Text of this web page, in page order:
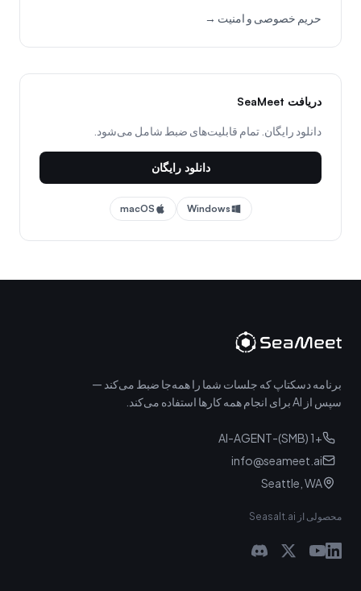
حریم خصوصی و امنیت →
دریافت SeaMeet
دانلود رایگان. تمام قابلیت‌های ضبط شامل می‌شود.
دانلود رایگان
Windows
macOS
برنامه دسکتاپ که جلسات شما را همه‌جا ضبط می‌کند —
سپس از AI برای انجام همه کارها استفاده می‌کند.
+1 (SMB)-AI-AGENT
info@seameet.ai
Seattle, WA
محصولی از Seasalt.ai